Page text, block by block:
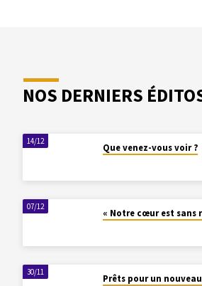
NOS DERNIERS
14/12
Que venez-vous voir ?
07/12
« Notre cœur est sans
30/11
Prêts pour un